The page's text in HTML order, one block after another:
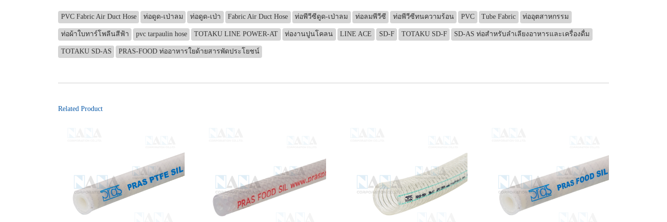
PVC Fabric Air Duct Hose ท่อดูด-เป่าลม ท่อดูด-เป่า Fabric Air Duct Hose ท่อพีวีซีดูด-เป่าลม ท่อลมพีวีซี ท่อพีวีซีทนความร้อน PVC Tube Fabric ท่ออุตสาหกรรม
ท่อผ้าใบทาร์โพลีนสีฟ้า pvc tarpaulin hose TOTAKU LINE POWER-AT ท่องานปูนโคลน LINE ACE SD-F TOTAKU SD-F SD-AS ท่อสำหรับลำเลียงอาหารและเครื่องดื่ม
TOTAKU SD-AS PRAS-FOOD ท่ออาหารใยด้ายสารพัดประโยชน์
Related Product